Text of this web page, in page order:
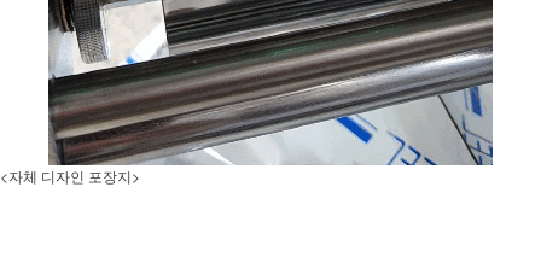
<자체 디자인 포장지>